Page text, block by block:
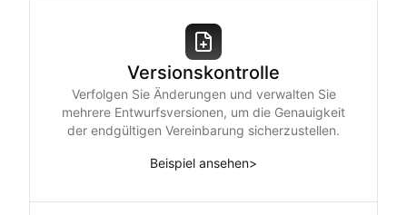
Versionskontrolle
Verfolgen Sie Änderungen und verwalten Sie
mehrere Entwurfsversionen, um die Genauigkeit
der endgültigen Vereinbarung sicherzustellen.
Beispiel ansehen>